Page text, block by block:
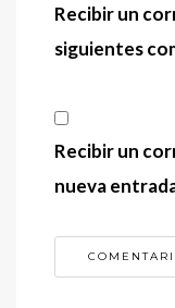
Recibir un
siguientes
Recibir un
nueva